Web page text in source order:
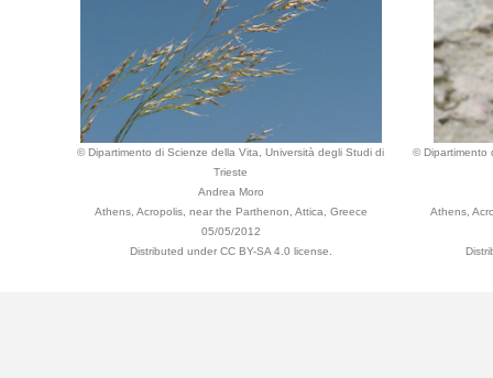
© Dipartimento di Scienze della Vita, Università degli Studi di
Trieste
Andrea Moro
Athens, Acropolis, near the Parthenon, Attica, Greece
05/05/2012
Distributed under CC BY-SA 4.0 license.
© Dipartimento
Athens,